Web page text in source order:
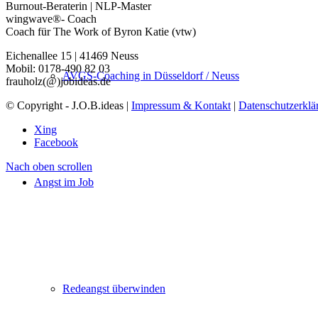
AVGS-Coaching in Düsseldorf / Neuss
Angst im Job
Redeangst überwinden
Burnout-Beraterin | NLP-Master
wingwave®- Coach
Coach für The Work of Byron Katie (vtw)
Eichenallee 15 | 41469 Neuss
Mobil: 0178-490 82 03
frauholz(@)jobideas.de
© Copyright - J.O.B.ideas | Impressum & Kontakt |
Xing
Facebook
Nach oben scrollen